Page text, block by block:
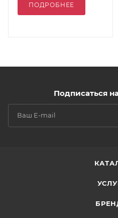
ПОДРОБНЕЕ
Подписаться